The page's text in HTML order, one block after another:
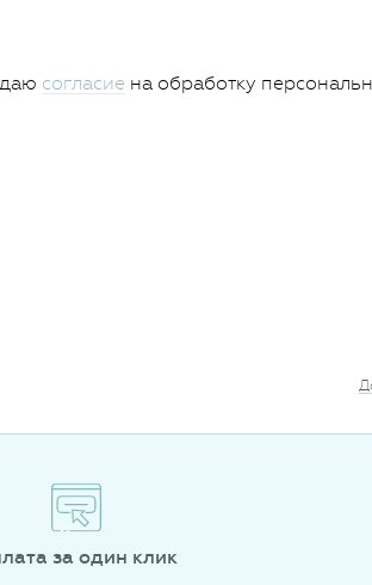
согласие на обработку
за один клик